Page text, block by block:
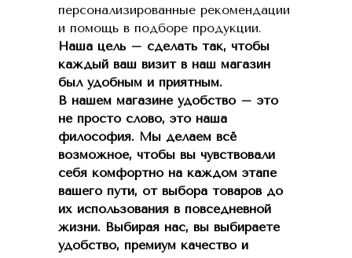
персонализированные рекомендации
и помощь в подборе продукции.
Наша цель – сделать так, чтобы
каждый ваш визит в наш магазин
был удобным и приятным.
В нашем магазине удобство – это
не просто слово, это наша
философия. Мы делаем всё
возможное, чтобы вы чувствовали
себя комфортно на каждом этапе
вашего пути, от выбора товаров до
их использования в повседневной
жизни. Выбирая нас, вы выбираете
удобство, премиум качество и